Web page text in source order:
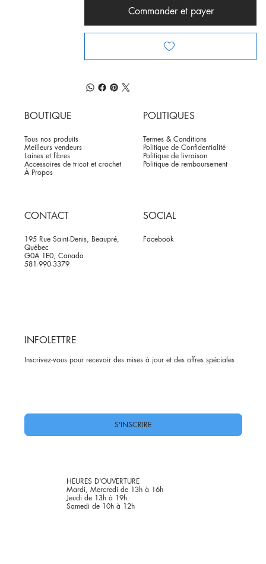
Commander et payer
BOUTIQUE
Tous nos produits
Meilleurs vendeurs
Laines et fibres
Accessoires de tricot et crochet
À Propos
POLITIQUES
Termes & Conditions
Politique de Confidentialité
Politique de livraison
Politique de remboursement
CONTACT
195 Rue Saint-Denis, Beaupré,
Québec
G0A 1E0, Canada
581-990-3379
SOCIAL
Facebook
INFOLETTRE
Inscrivez-vous pour recevoir des mises à jour et des offres spéciales
S'INSCRIRE
HEURES D'OUVERTURE
Mardi, Mercredi de 13h à 16h
Jeudi de 13h à 19h
Samedi de 10h à 12h